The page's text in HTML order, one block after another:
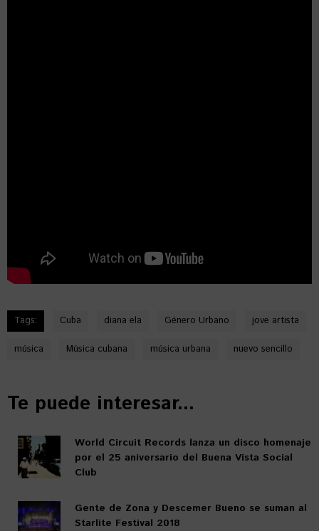
Tags: Cuba diana ela Género Urbano jove artista
música Música cubana música urbana nuevo sencillo
Te puede interesar...
World Circuit Records lanza un disco homenaje
por el 25 aniversario del Buena Vista Social
Club
Gente de Zona y Descemer Bueno se suman al
Starlite Festival 2018